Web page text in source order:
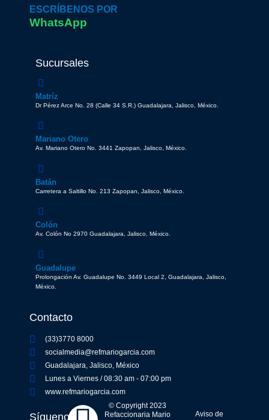
ESCRÍBENOS POR
WhatsApp
Sucursales
Matríz
Dr Pérez Arce No. 28 (Calle 34 S.R.) Guadalajara, Jalisco, México.
Mariano Otero
Av. Mariano Otero No. 3441 Zapopan, Jalisco, México.
Batán
Carretera a Saltillo No. 213 Zapopan, Jalisco, México.
Colón
Av. Colón No 2970 Guadalajara, Jalisco, México.
Guadalupe
Prolongación Av. Guadalupe No. 3449 Local 2, Guadalajara, Jalisco,
México.
Contacto
(33)3770 8000
socialmedia@refmariogarcia.com
Guadalajara, Jalisco, México
Lunes a Viernes / 08:30 am - 07:00 pm
www.refmariogarcia.com
Síguenos
© Copyright 2023
Refaccionaria Mario
Aviso de